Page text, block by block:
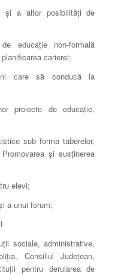
şi a altor posibilităţi de
educaţie non-formală
carierei;
care să conducă la
proiecte de educaţie,
sub forma taberelor,
şi susţinerea
elevi;
a unui forum;
sociale, administrative,
Consiliul Judeţean,
pentru derularea de